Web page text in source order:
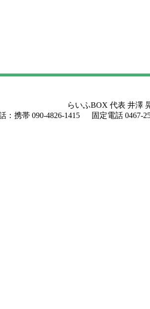
らいふBOX 代表 井澤
：携帯 090-4826-1415 固定電話 0467-